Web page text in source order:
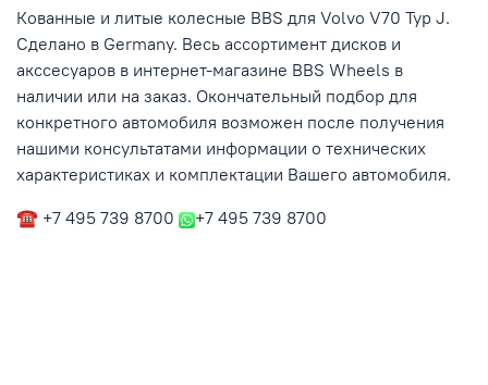
Кованные и литые колесные BBS для Volvo V70 Typ J.
Сделано в Germany. Весь ассортимент дисков и
акссесуаров в интернет-магазине BBS Wheels в
наличии или на заказ. Окончательный подбор для
конкретного автомобиля возможен после получения
нашими консультатами информации о технических
характеристиках и комплектации Вашего автомобиля.
☎ +7 495 739 8700
+7 495 739 8700